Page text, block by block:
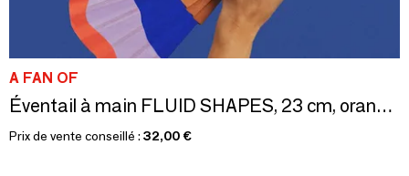
A FAN OF
Éventail à main FLUID SHAPES, 23 cm, orange, bleu et violet
Prix de vente conseillé : 32,00 €